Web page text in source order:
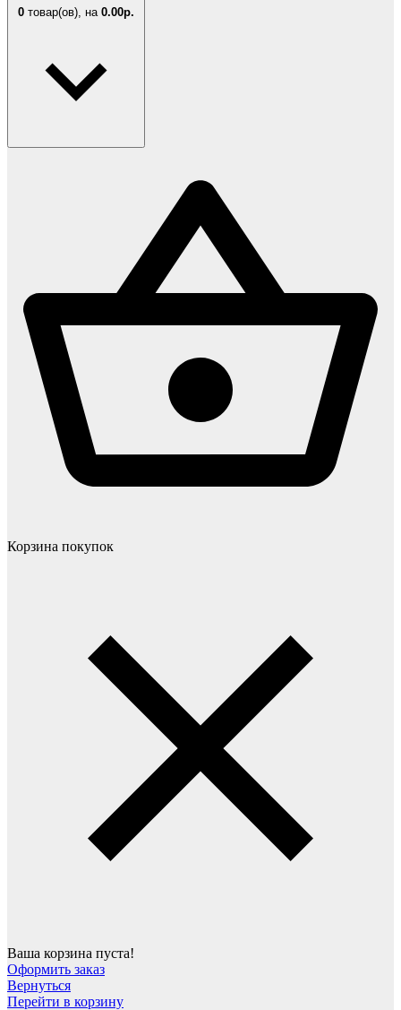
0 товар(ов), на 0.00р.
Корзина покупок
Ваша корзина пуста!
Оформить заказ
Вернуться
Перейти в корзину